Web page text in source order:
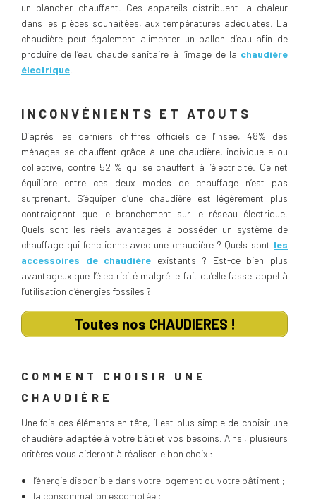
un plancher chauffant. Ces appareils distribuent la chaleur
dans les pièces souhaitées, aux températures adéquates. La
chaudière peut également alimenter un ballon d’eau afin de
produire de l’eau chaude sanitaire à l’image de la chaudière
électrique
INCONVÉNIENTS ET ATOUTS
D’après les derniers chiffres officiels de l’Insee, 48% des
ménages se chauffent grâce à une chaudière, individuelle ou
collective, contre 52 % qui se chauffent à l’électricité. Ce net
équilibre entre ces deux modes de chauffage n’est pas
surprenant. S’équiper d’une chaudière est légèrement plus
contraignant que le branchement sur le réseau électrique.
Quels sont les réels avantages à posséder un système de
chauffage qui fonctionne avec une chaudière ? Quels sont les
accessoires de chaudière existants ? Est-ce bien plus
avantageux que l’électricité malgré le fait qu’elle fasse appel à
l’utilisation d’énergies fossiles ?
Toutes nos CHAUDIERES !
COMMENT CHOISIR UNE
CHAUDIÈRE
Une fois ces éléments en tête, il est plus simple de choisir une
chaudière adaptée à votre bâti et vos besoins. Ainsi, plusieurs
critères vous aideront à réaliser le bon choix :
l’énergie disponible dans votre logement ou votre bâtiment ;
la consommation escomptée ;